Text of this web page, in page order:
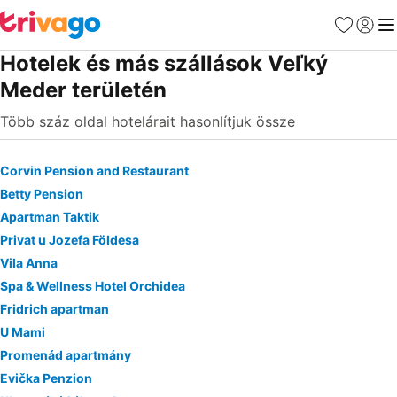
Kedvencek
Hotelek és más szállások Veľký
Meder területén
Több száz oldal hotelárait hasonlítjuk össze
Corvin Pension and Restaurant
Betty Pension
Apartman Taktik
Privat u Jozefa Földesa
Vila Anna
Spa & Wellness Hotel Orchidea
Fridrich apartman
U Mami
Promenád apartmány
Evička Penzion